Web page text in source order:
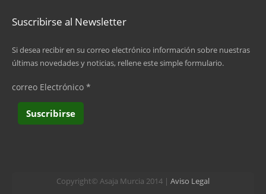
Suscribirse al Newsletter
Si desea recibir en su correo electrónico información sobre nuestras
últimas novedades y noticias, rellene este simple formulario.
correo Electrónico *
Copyright© Asaja Murcia 2014 | Aviso Legal